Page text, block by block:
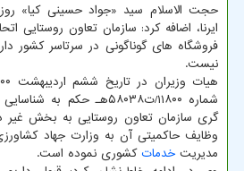
حجت الاسلام سید «جواد حسینی کیا»
ایرنا، اضافه کرد: سازمان تعاون روستایی
فروشگاه های گوناگونی در سرتاسر کشور
نیست.
شماره ۱۱۸۰۰/ت۵۸۰۳۸هـ
گری سازمان تعاون روستایی به بخش غیر
مدیریت خدمات کشوری نموده است.